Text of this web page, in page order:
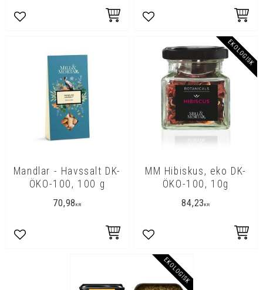
Lägg till i favoriter Lägg till i favoriter
Mandlar - Havssalt DK-
ÖKO-100, 100 g
70,98KR
Lägg till i favoriter
MM Hibiskus, eko DK-
ÖKO-100, 10g
84,23KR
EKOLOGISK
Lägg till i favoriter
EKOLOGISK